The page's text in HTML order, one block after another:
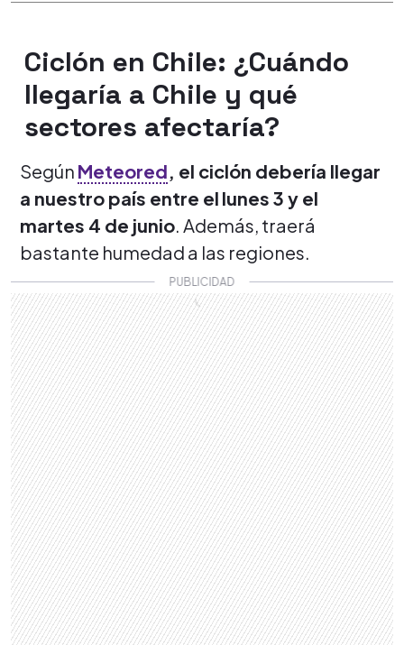
Ciclón en Chile: ¿Cuándo
llegaría a Chile y qué
sectores afectaría?
Según Meteored, el ciclón debería llegar
a nuestro país entre el lunes 3 y el
martes 4 de junio. Además, traerá
bastante humedad a las regiones.